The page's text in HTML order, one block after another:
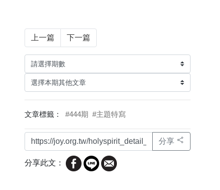
上一篇 下一篇
文章標籤： #444期 #主題特寫
分享
分享此文：